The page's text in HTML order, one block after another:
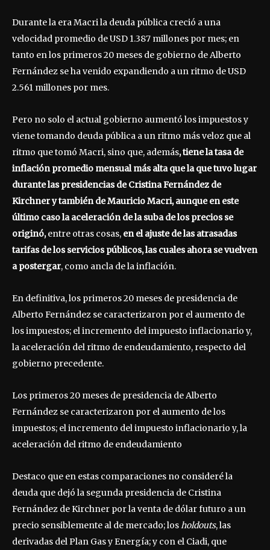
Durante la era Macri la deuda pública creció a una
velocidad promedio de USD 1.387 millones por mes; en
tanto en los primeros 20 meses de gobierno de Alberto
Fernández se ha venido expandiendo a un ritmo de USD
2.561 millones por mes.
Pero no solo el actual gobierno aumentó los impuestos y
viene tomando deuda pública a un ritmo más veloz que al
ritmo que tomó Macri, sino que, además, tiene la tasa de
inflación promedio mensual más alta que la que tuvo lugar
durante las presidencias de Cristina Fernández de
Kirchner y también de Mauricio Macri, aunque en este
último caso la aceleración de la suba de los precios se
originó,entre otras cosas, en el ajuste de las atrasadas
tarifas de los servicios públicos, las cuales ahora se vuelven
a postergar, como ancla de la inflación.
En definitiva, los primeros 20 meses de presidencia de
Alberto Fernández se caracterizaron por el aumento de
los impuestos; el incremento del impuesto inflacionario y,
la aceleración del ritmo de endeudamiento, respecto del
gobierno precedente.
Los primeros 20 meses de presidencia de Alberto
Fernández se caracterizaron por el aumento de los
impuestos; el incremento del impuesto inflacionario y, la
aceleración del ritmo de endeudamiento
Destaco que en estas comparaciones no consideré la
deuda que dejó la segunda presidencia de Cristina
Fernández de Kirchner por la venta de dólar futuro a un
precio sensiblemente al de mercado; losholdouts, las
derivadas del Plan Gas y Energía; y con el Ciadi, que